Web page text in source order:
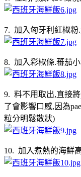
7. 加入匈牙利紅椒粉
8. 加入彩椒條.蕃茄
9. 料不用取出,直接
了會影響口感,因為
粒分明鬆散狀)
10. 加入煮熱的海鮮